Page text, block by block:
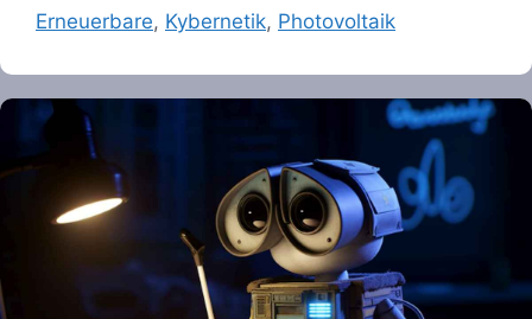
Erneuerbare, Kybernetik, Photovoltaik